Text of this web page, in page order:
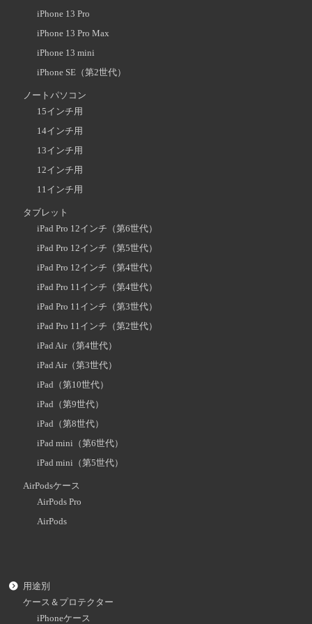
iPhone 13 Pro
iPhone 13 Pro Max
iPhone 13 mini
iPhone SE（第2世代）
ノートパソコン
15インチ用
14インチ用
13インチ用
12インチ用
11インチ用
タブレット
iPad Pro 12インチ（第6世代）
iPad Pro 12インチ（第5世代）
iPad Pro 12インチ（第4世代）
iPad Pro 11インチ（第4世代）
iPad Pro 11インチ（第3世代）
iPad Pro 11インチ（第2世代）
iPad Air（第4世代）
iPad Air（第3世代）
iPad（第10世代）
iPad（第9世代）
iPad（第8世代）
iPad mini（第6世代）
iPad mini（第5世代）
AirPodsケース
AirPods Pro
AirPods
用途別
ケース＆プロテクター
iPhoneケース